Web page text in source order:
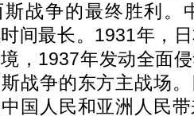
战争的最终胜利。
间最长。1931年，
，1937年发动全面
战争的东方主战场
国人民和亚洲人民